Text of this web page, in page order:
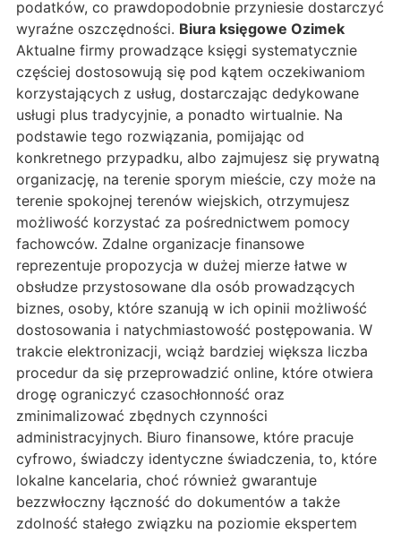
podatków, co prawdopodobnie przyniesie dostarczyć
wyraźne oszczędności. Biura księgowe Ozimek
Aktualne firmy prowadzące księgi systematycznie
częściej dostosowują się pod kątem oczekiwaniom
korzystających z usług, dostarczając dedykowane
usługi plus tradycyjnie, a ponadto wirtualnie. Na
podstawie tego rozwiązania, pomijając od
konkretnego przypadku, albo zajmujesz się prywatną
organizację, na terenie sporym mieście, czy może na
terenie spokojnej terenów wiejskich, otrzymujesz
możliwość korzystać za pośrednictwem pomocy
fachowców. Zdalne organizacje finansowe
reprezentuje propozycja w dużej mierze łatwe w
obsłudze przystosowane dla osób prowadzących
biznes, osoby, które szanują w ich opinii możliwość
dostosowania i natychmiastowość postępowania. W
trakcie elektronizacji, wciąż bardziej większa liczba
procedur da się przeprowadzić online, które otwiera
drogę ograniczyć czasochłonność oraz
zminimalizować zbędnych czynności
administracyjnych. Biuro finansowe, które pracuje
cyfrowo, świadczy identyczne świadczenia, to, które
lokalne kancelaria, choć również gwarantuje
bezzwłoczny łączność do dokumentów a także
zdolność stałego związku na poziomie ekspertem